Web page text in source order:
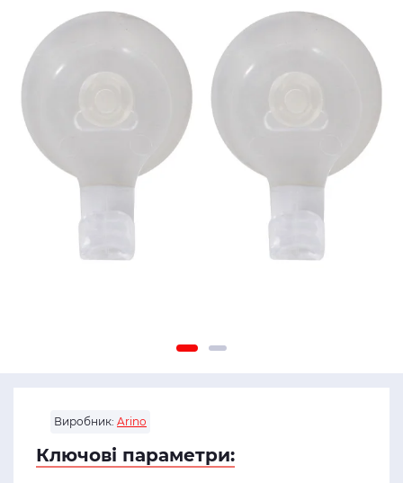
Виробник: Arino
Ключові параметри: